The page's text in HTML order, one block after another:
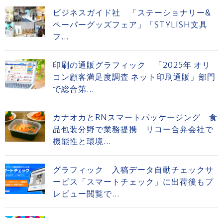
ビジネスガイド社 「ステーショナリー&
ペーパーグッズフェア」「STYLISH文具
フ...
印刷の通販グラフィック 「2025年 オリ
コン顧客満足度調査 ネット印刷通販」部門
で総合第...
カナオカとRNスマートパッケージング 食
品包装分野で業務提携 リコー合弁会社で
機能性と環境...
グラフィック 入稿データ自動チェックサ
ービス「スマートチェック」に出荷後もプ
レビュー閲覧で...